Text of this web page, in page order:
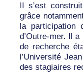
Il s’est
grâce
la participation
d’Outre-mer. Il
de recherche
l’Université
des stagiaires